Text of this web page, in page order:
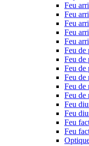
Feu
Feu
Feu
Feu
Feu
Feu de
Feu de
Feu de
Feu de
Feu de
Feu de
Feu
Feu
Feu
Feu